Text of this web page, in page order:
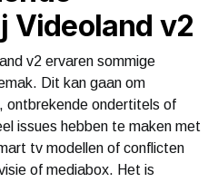
Videoland v2
v2 ervaren sommige
Dit kan gaan om
ontbrekende ondertitels of
issues hebben te maken met
tv modellen of conflicten
of mediabox. Het is